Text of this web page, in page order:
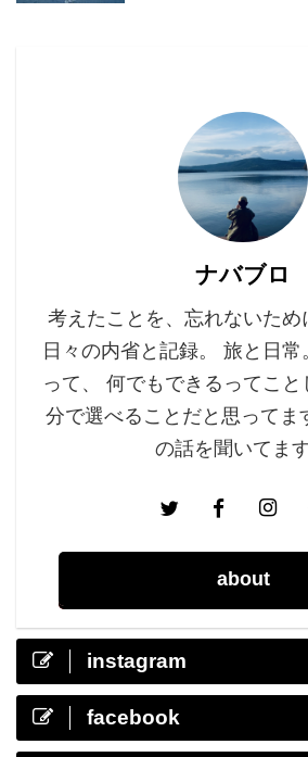
ナバブロ
考えたことを、忘れないため
日々の内省と記録。 旅と日常
って、 何でもできるってこと
分で選べることだと思ってま
の話を聞いてます
about
instagram
facebook